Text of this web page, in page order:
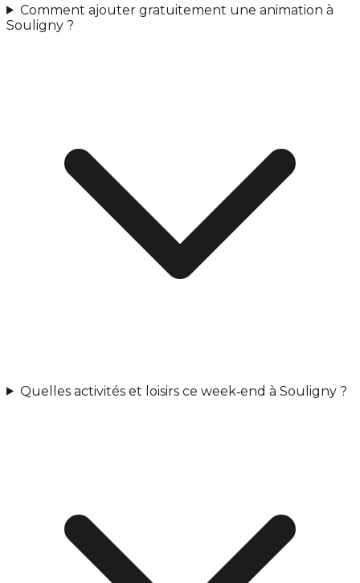
Comment ajouter gratuitement une animation à
Souligny ?
Quelles activités et loisirs ce week‑end à Souligny ?